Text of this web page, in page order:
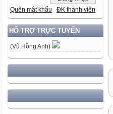
Quên mật khẩu ĐK thành viên
HỖ TRỢ TRỰC TUYẾN
(Vũ Hồng Anh)